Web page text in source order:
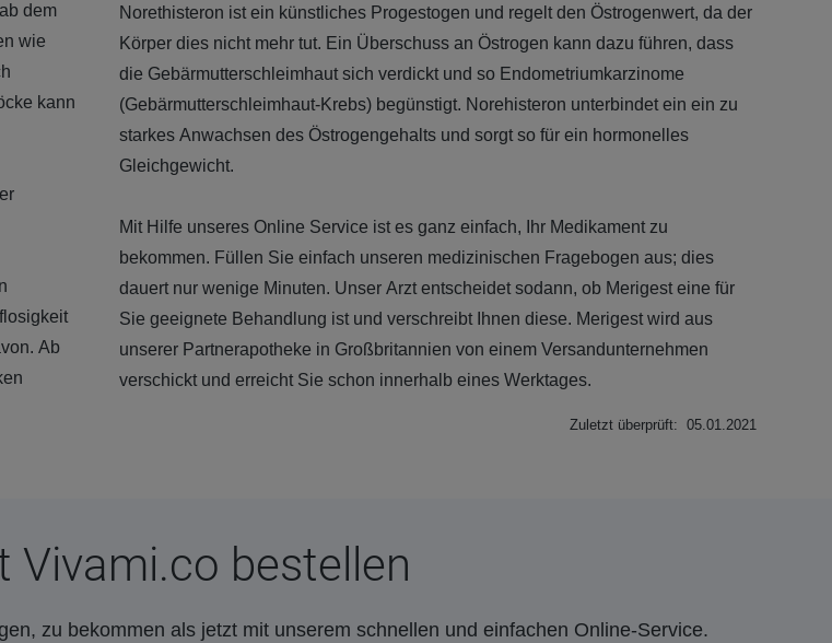
dem
wie
kann
Ab
Norethisteron ist ein künstliches Progestogen und regelt den Östrogenwert, da der
Körper dies nicht mehr tut. Ein Überschuss an Östrogen kann dazu führen, dass
die Gebärmutterschleimhaut sich verdickt und so Endometriumkarzinome
(Gebärmutterschleimhaut-Krebs) begünstigt. Norehisteron unterbindet ein ein zu
starkes Anwachsen des Östrogengehalts und sorgt so für ein hormonelles
Gleichgewicht.
Mit Hilfe unseres Online Service ist es ganz einfach, Ihr Medikament zu
bekommen. Füllen Sie einfach unseren medizinischen Fragebogen aus; dies
dauert nur wenige Minuten. Unser Arzt entscheidet sodann, ob Merigest eine für
Sie geeignete Behandlung ist und verschreibt Ihnen diese. Merigest wird aus
unserer Partnerapotheke in Großbritannien von einem Versandunternehmen
verschickt und erreicht Sie schon innerhalb eines Werktages.
Zuletzt überprüft: 05.01.2021
Vivami.co bestellen
zu bekommen als jetzt mit unserem schnellen und einfachen Online-Service.